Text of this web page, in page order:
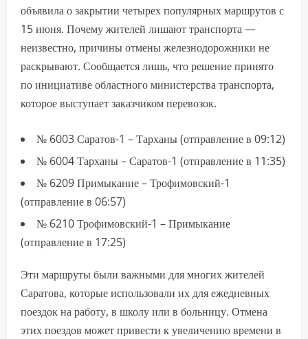
объявила о закрытии четырех популярных маршрутов с
15 июня. Почему жителей лишают транспорта —
неизвестно, причины отмены железнодорожники не
раскрывают. Сообщается лишь, что решение принято
по инициативе областного министерства транспорта,
которое выступает заказчиком перевозок.
№ 6003 Саратов-1 – Тарханы (отправление в 09:12)
№ 6004 Тарханы – Саратов-1 (отправление в 11:35)
№ 6209 Примыкание – Трофимовский-1
(отправление в 06:57)
№ 6210 Трофимовский-1 – Примыкание
(отправление в 17:25)
Эти маршруты были важными для многих жителей
Саратова, которые использовали их для ежедневных
поездок на работу, в школу или в больницу. Отмена
этих поездов может привести к увеличению времени в